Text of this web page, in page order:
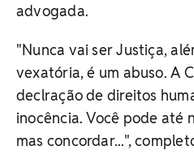
advogada.
"Nunca vai ser Justiça,
vexatória, é um abuso. A
declração de direitos
inocência. Você pode até
mas concordar...",